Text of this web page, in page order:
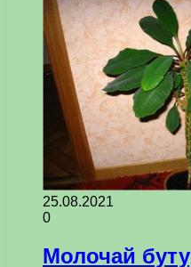
25.08.2021
0
Молочай